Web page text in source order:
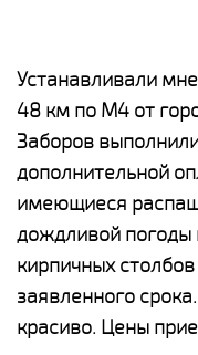
Устанавливали
48 км по М4 от
Заборов
дополнительной
имеющиеся
дождливой погоды
кирпичных
заявленного
красиво. Цены